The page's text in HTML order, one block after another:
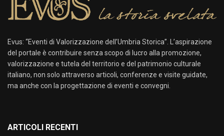
Evus: “Eventi di Valorizzazione dell’Umbria Storica”. L’aspirazione
del portale è contribuire senza scopo di lucro alla promozione,
valorizzazione e tutela del territorio e del patrimonio culturale
italiano, non solo attraverso articoli, conferenze e visite guidate,
ma anche con la progettazione di eventi e convegni.
ARTICOLI RECENTI